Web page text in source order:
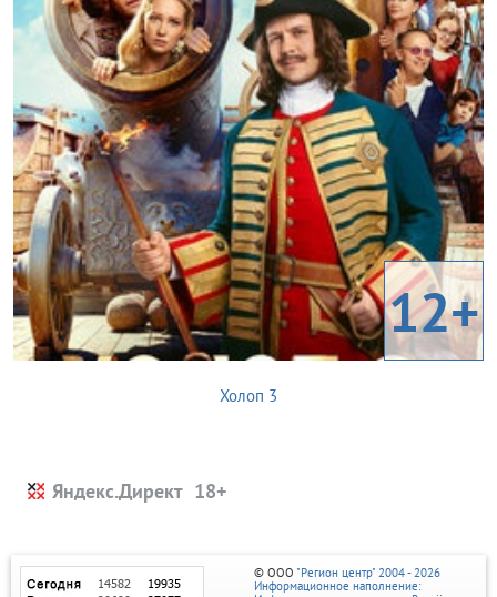
12+
Холоп 3
Яндекс.Директ
© ООО "Регион центр" 2004 - 2026
Информационное наполнение: